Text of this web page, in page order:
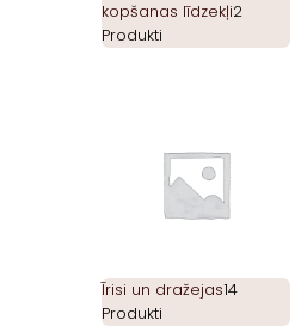
kopšanas līdzekļi2
Produkti
Īrisi un dražejas14
Produkti